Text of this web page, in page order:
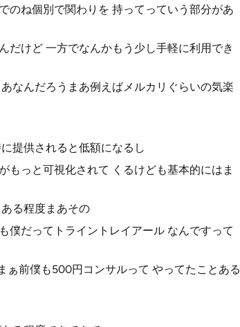
のね個別で関わりを 持ってっていう部分があ
だけど 一方でなんかもう少し手軽に利用でき
なんだろうまあ例えばメルカリぐらいの気楽
提供されると低額になるし
もっと可視化されて くるけども基本的にはま
る程度まあその
僕だってトライントレイアール なんですって
ぁ前僕も500円コンサルって やってたことある